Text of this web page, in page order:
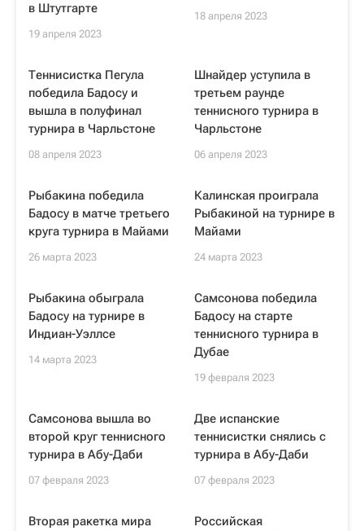
в Штутгарте
19 апреля 2023
18 апреля 2023
Теннисистка Пегула
победила Бадосу и
вышла в полуфинал
турнира в Чарльстоне
08 апреля 2023
Шнайдер уступила в
третьем раунде
теннисного турнира в
Чарльстоне
06 апреля 2023
Рыбакина победила
Бадосу в матче третьего
круга турнира в Майами
26 марта 2023
Калинская проиграла
Рыбакиной на турнире в
Майами
24 марта 2023
Рыбакина обыграла
Бадосу на турнире в
Индиан-Уэллсе
14 марта 2023
Самсонова победила
Бадосу на старте
теннисного турнира в
Дубае
19 февраля 2023
Самсонова вышла во
второй круг теннисного
турнира в Абу-Даби
07 февраля 2023
Две испанские
теннисистки снялись с
турнира в Абу-Даби
07 февраля 2023
Вторая ракетка мира
Российская